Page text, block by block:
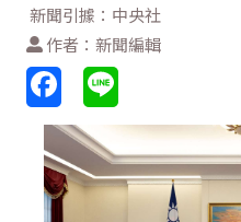
新聞引據：中央社
作者：新聞編輯